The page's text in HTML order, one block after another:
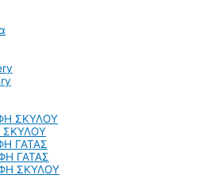
ΣΚΥΛΟΥ
ΣΚΥΛΟΥ
ΓΑΤΑΣ
ΓΑΤΑΣ
ΣΚΥΛΟΥ